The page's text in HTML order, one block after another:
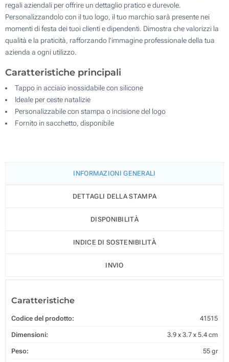
regali aziendali per offrire un dettaglio pratico e durevole.
Personalizzandolo con il tuo logo, il tuo marchio sarà presente nei
momenti di festa dei tuoi clienti e dipendenti. Dimostra che valorizzi la
qualità e la praticità, rafforzando l'immagine professionale della tua
azienda a ogni utilizzo.
Caratteristiche principali
Tappo in acciaio inossidabile con silicone
Ideale per ceste natalizie
Personalizzabile con stampa o incisione del logo
Fornito in sacchetto, disponibile
INFORMAZIONI GENERALI
DETTAGLI DELLA STAMPA
DISPONIBILITÀ
INDICE DI SOSTENIBILITÀ
INVIO
Caratteristiche
Codice del prodotto: 41515
Dimensioni: 3.9 x 3.7 x 5.4 cm
Peso: 55 gr